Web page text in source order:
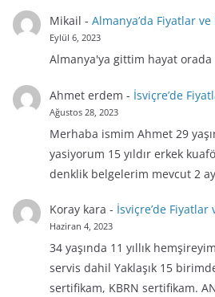
Mikail - Almanya’da Fiyatlar
Eylül 6, 2023
Almanya'ya gittim hayat orada
Ahmet erdem - İsviçre’de
Ağustos 28, 2023
Merhaba ismim Ahmet 29
yasiyorum 15 yıldır erkek
denklik belgelerim mevcut 2
Koray kara - İsviçre’de Fiyatlar
Haziran 4, 2023
34 yaşında 11 yıllık
servis dahil Yaklaşık 15
sertifikam, KBRN sertifikam.